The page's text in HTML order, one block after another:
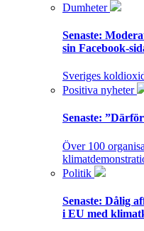
Dumheter
Senaste:
sin Facebook-
Sveriges
Positiva nyheter
Senaste:
Över 100
Politik
Senaste: Dålig
i EU med